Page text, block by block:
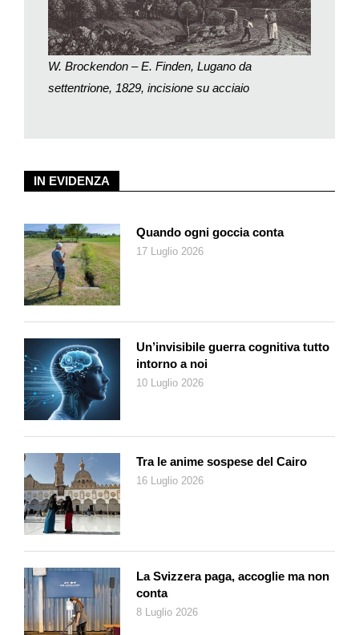
alberi da frutto sulla proprietà pubblica, così come su quella dei
privati, invitando – per averne poi una visione d’insieme – i
proprietari a farsi avanti e a segnalare soprattutto quelle varietà
genetiche importanti e particolari di alberi da frutto. L’obiettivo è
da un lato quello di venire a conoscenza delle qualità presenti
tornato dall’America aveva piantato un tal albero da frutto… Se
camminata con un percorso didattico con tavole divulgative sia
per la popolazione sia per le scuole dove si potrà ammirare
questo importante patrimonio. Più in generale, c’è la volontà di
offrire ai cittadini più qualità di vita, che è sempre più legata a
vuole approcciare pure un aspetto legato alla biodiversità per
salvaguardare il patrimonio varietale e genetico».
Concretamente il censimento approderà su una piattaforma
informatica? «Sì, l’obiettivo va in questa direzione» risponde
Michele Bertini. «A fine anno tireremo le fila sui diversi dati che
ritornati e che attualmente sono disponibili sul nostro sito
online. I risultati si aggiungeranno a quelli che stiamo nel
frattempo raccogliendo negli spazi pubblici (giardini, parchi,
prati) che sono naturalmente di nostra competenza».
Il vice sindaco di Lugano non esclude che in un futuro
raccolta di frutta coinvolgendo la popolazione e le scuole. «Un
po’ come è avvenuto in passato con la valorizzazione degli
ulivi a Gandria, che ha portato alla nascita di associazioni
locali. Uno degli obiettivi è proprio quello di non perdere il
IN EVIDENZA
Quando ogni goccia conta
17 Luglio 2026
Un’invisibile guerra cognitiva tutto
intorno a noi
10 Luglio 2026
Tra le anime sospese del Cairo
16 Luglio 2026
La Svizzera paga, accoglie ma non
conta
8 Luglio 2026
W. Brockendon – E. Finden, Lugano da
settentrione, 1829, incisione su acciaio